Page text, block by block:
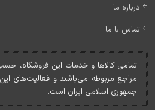
درباره ما
تماس با ما
تمامی کالاها و خدمات اين فروشگاه،
مراجع مربوطه می‌باشند و فعاليت‌های
جمهوری اسلامی ايران است.